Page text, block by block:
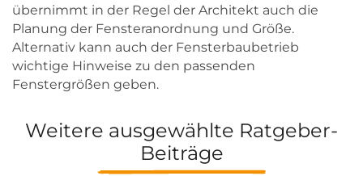
übernimmt in der Regel der Architekt auch die
Planung der Fensteranordnung und Größe.
Alternativ kann auch der Fensterbaubetrieb
wichtige Hinweise zu den passenden
Fenstergrößen geben.
Weitere ausgewählte Ratgeber-
Beiträge